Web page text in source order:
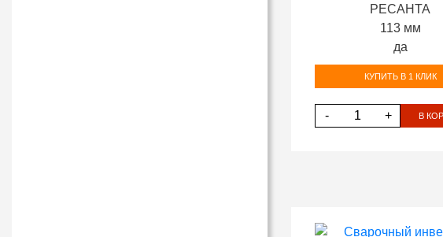
РЕСАНТА
113 мм
да
КУПИТЬ В 1 КЛИК
- + В